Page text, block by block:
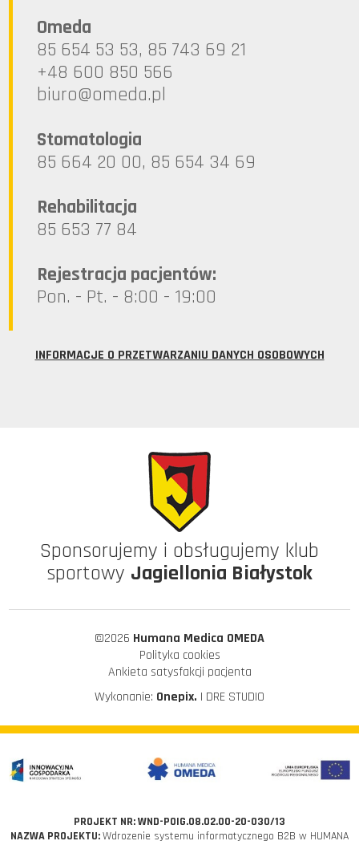
Omeda
85 654 53 53, 85 743 69 21
+48 600 850 566
lp.ademo@oruib
Stomatologia
85 664 20 00, 85 654 34 69
Rehabilitacja
85 653 77 84
Rejestracja pacjentów:
Pon. - Pt. - 8:00 - 19:00
INFORMACJE O PRZETWARZANIU DANYCH OSOBOWYCH
Sponsorujemy i obsługujemy klub
sportowy Jagiellonia Białystok
©2026 Humana Medica OMEDA
Polityka cookies
Ankieta satysfakcji pacjenta
Wykonanie: Onepix. | DRE STUDIO
PROJEKT NR: WND-POIG.08.02.00-20-030/13
NAZWA PROJEKTU:Wdrozenie systemu informatycznego B2B w HUMANA